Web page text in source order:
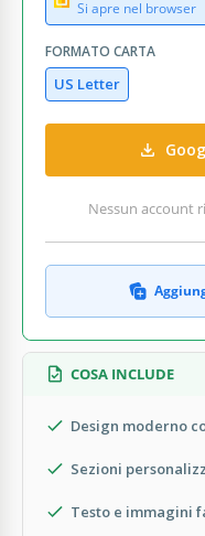
Si apre nel browser
FORMATO CARTA
US Letter
Nessun account
COSA INCLUDE
Design moderno
Sezioni
Testo e immagini